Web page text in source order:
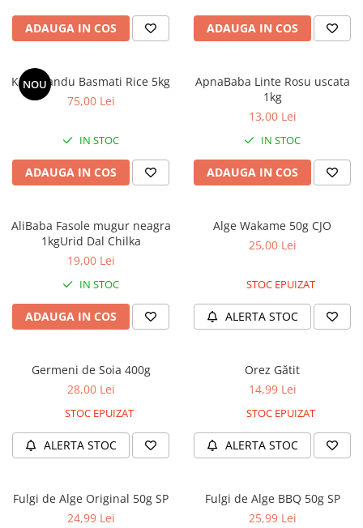
ADAUGA IN COS ADAUGA IN COS
NOU
Kathmandu Basmati Rice 5kg
75,00 Lei
IN STOC
ADAUGA IN COS
ApnaBaba Linte Rosu uscata
1kg
13,00 Lei
IN STOC
ADAUGA IN COS
AliBaba Fasole mugur neagra
1kgUrid Dal Chilka
19,00 Lei
IN STOC
ADAUGA IN COS
Alge Wakame 50g CJO
25,00 Lei
STOC EPUIZAT
ALERTA STOC
Germeni de Soia 400g
28,00 Lei
STOC EPUIZAT
ALERTA STOC
Orez Gătit
14,99 Lei
STOC EPUIZAT
ALERTA STOC
Fulgi de Alge Original 50g SP
24,99 Lei
Fulgi de Alge BBQ 50g SP
25,99 Lei